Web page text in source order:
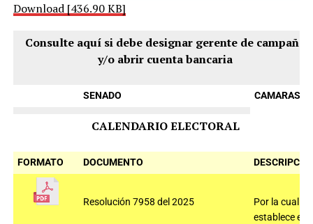
Download [436.90 KB]
Consulte aquí si debe designar gerente de campaña
y/o abrir cuenta bancaria
SENADO CAMARAS
CALENDARIO ELECTORAL
FORMATO DOCUMENTO
Resolución 7958 del 2025
Por la cual se
establece el